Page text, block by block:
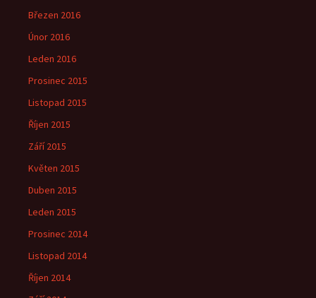
Březen 2016
Únor 2016
Leden 2016
Prosinec 2015
Listopad 2015
Říjen 2015
Září 2015
Květen 2015
Duben 2015
Leden 2015
Prosinec 2014
Listopad 2014
Říjen 2014